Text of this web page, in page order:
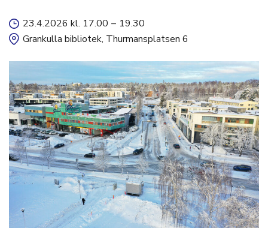
23.4.2026 kl. 17.00 – 19.30
Grankulla bibliotek, Thurmansplatsen 6